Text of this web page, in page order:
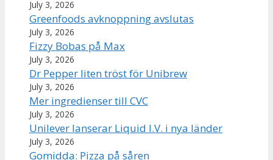
July 3, 2026
Greenfoods avknoppning avslutas
July 3, 2026
Fizzy Bobas på Max
July 3, 2026
Dr Pepper liten tröst för Unibrew
July 3, 2026
Mer ingredienser till CVC
July 3, 2026
Unilever lanserar Liquid I.V. i nya länder
July 3, 2026
Gomidda: Pizza på såren